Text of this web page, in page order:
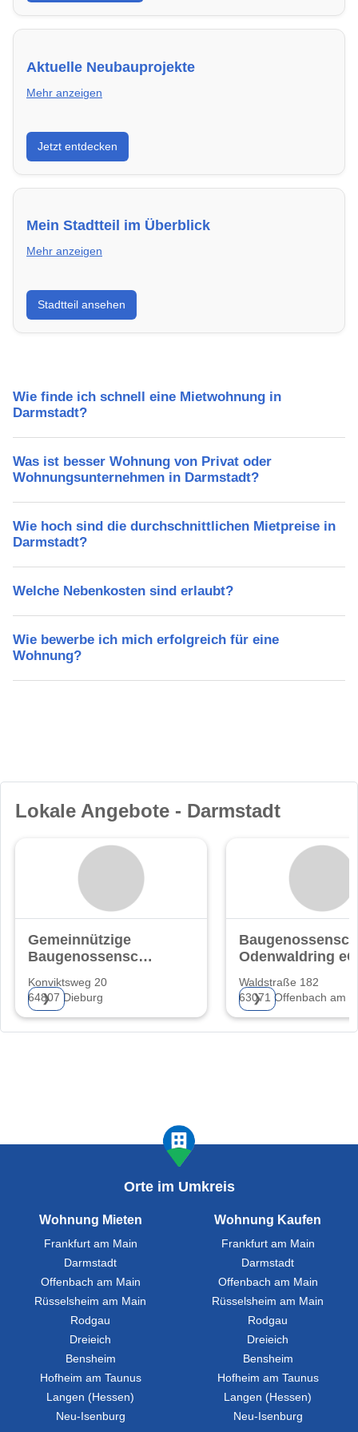
Aktuelle Neubauprojekte
Mehr anzeigen
Entdecke Neubauprojekte in Darmstadt – modern,
energieeffizient und sofort bezugsfertig.
Jetzt entdecken
Mein Stadtteil im Überblick
Mehr anzeigen
Erfahre mehr über deinen Stadtteil in Darmstadt:
Lebensqualität, Verkehrsanbindung, Schulen,
Freizeitmöglichkeiten und Mietpreise.
Stadtteil ansehen
Wie finde ich schnell eine Mietwohnung in
Darmstadt?
Was ist besser Wohnung von Privat oder
Wohnungsunternehmen in Darmstadt?
Wie hoch sind die durchschnittlichen Mietpreise in
Darmstadt?
Welche Nebenkosten sind erlaubt?
Wie bewerbe ich mich erfolgreich für eine
Wohnung?
Lokale Angebote - Darmstadt
Gemeinnützige
Baugenossenschaft
Konviktsweg 20
64807 Dieburg
❯
Odenwaldring eG
Waldstraße 182
63071 Offenbach am
❯
Orte im Umkreis
Wohnung Mieten
Frankfurt am Main
Darmstadt
Offenbach am Main
Rüsselsheim am Main
Rodgau
Dreieich
Bensheim
Hofheim am Taunus
Langen (Hessen)
Neu-Isenburg
Wohnung Kaufen
Frankfurt am Main
Darmstadt
Offenbach am Main
Rüsselsheim am Main
Rodgau
Dreieich
Bensheim
Hofheim am Taunus
Langen (Hessen)
Neu-Isenburg